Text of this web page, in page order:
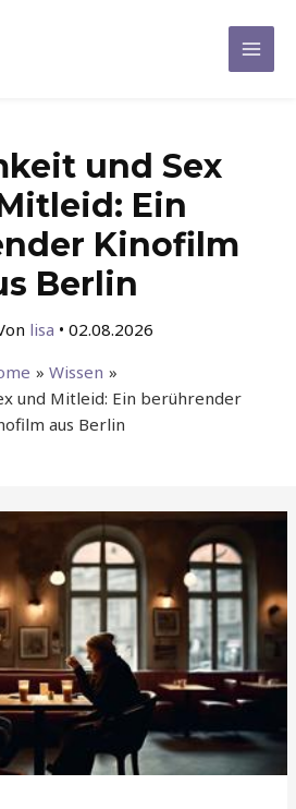
Main
und Sex
Ein
Kinofilm
Berlin
lisa • 02.08.2026
Wissen
und Mitleid: Ein berührender
aus Berlin